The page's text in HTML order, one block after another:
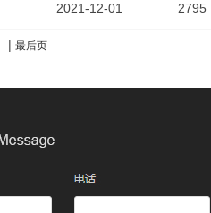
2021-12-01 2795
| 最后页